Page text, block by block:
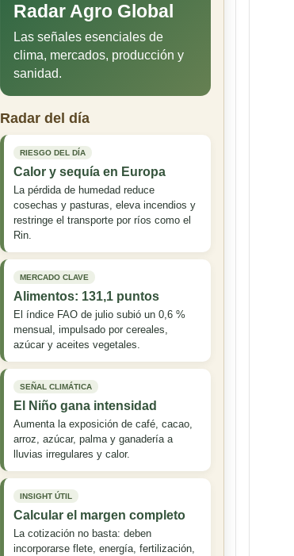
Radar Agro Global
Las señales esenciales de
clima, mercados, producción y
sanidad.
Radar del día
RIESGO DEL DÍA
Calor y sequía en Europa
La pérdida de humedad reduce
cosechas y pasturas, eleva incendios y
restringe el transporte por ríos como el
Rin.
MERCADO CLAVE
Alimentos: 131,1 puntos
El índice FAO de julio subió un 0,6 %
mensual, impulsado por cereales,
azúcar y aceites vegetales.
SEÑAL CLIMÁTICA
El Niño gana intensidad
Aumenta la exposición de café, cacao,
arroz, azúcar, palma y ganadería a
lluvias irregulares y calor.
INSIGHT ÚTIL
Calcular el margen completo
La cotización no basta: deben
incorporarse flete, energía, fertilización,